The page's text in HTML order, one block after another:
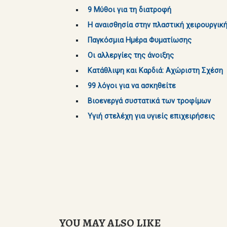
9 Μύθοι για τη διατροφή
Η αναισθησία στην πλαστική χειρουργική
Παγκόσμια Ημέρα Φυματίωσης
Οι αλλεργίες της άνοιξης
Κατάθλιψη και Καρδιά: Αχώριστη Σχέση
99 λόγοι για να ασκηθείτε
Βιοενεργά συστατικά των τροφίμων
Υγιή στελέχη για υγιείς επιχειρήσεις
YOU MAY ALSO LIKE